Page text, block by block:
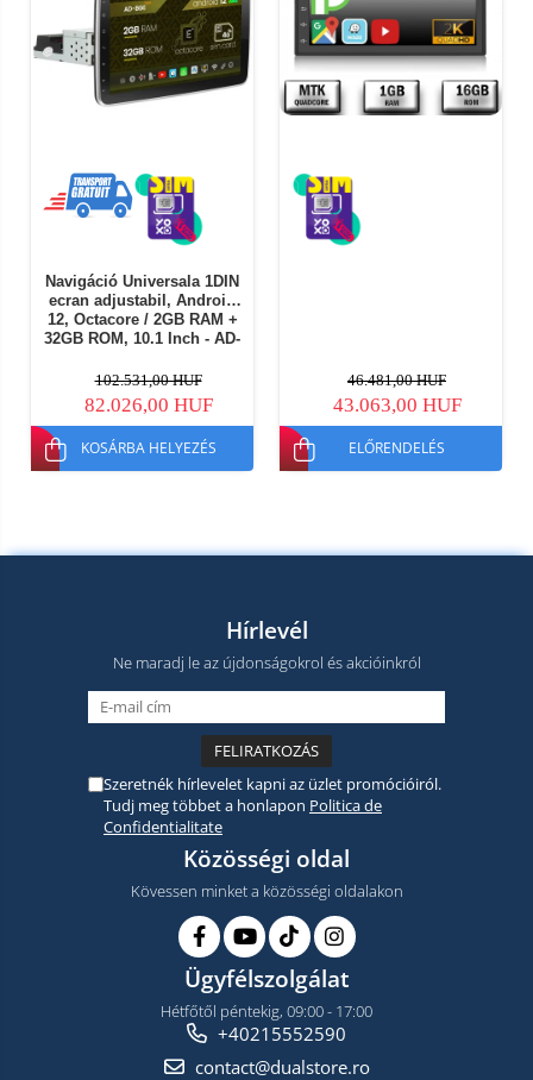
Navigáció Universala 1DIN
ecran adjustabil, Android
12, Octacore / 2GB RAM +
32GB ROM, 10.1 Inch - AD-
102.531,00 HUF
82.026,00 HUF
KOSÁRBA HELYEZÉS
46.481,00 HUF
43.063,00 HUF
ELŐRENDELÉS
Hírlevél
Ne maradj le az újdonságokrol és akcióinkról
Szeretnék hírlevelet kapni az üzlet promócióiról.
Tudj meg többet a honlapon Politica de
Confidentialitate
Közösségi oldal
Kövessen minket a közösségi oldalakon
Ügyfélszolgálat
Hétfőtől péntekig, 09:00 - 17:00
+40215552590
contact@dualstore.ro